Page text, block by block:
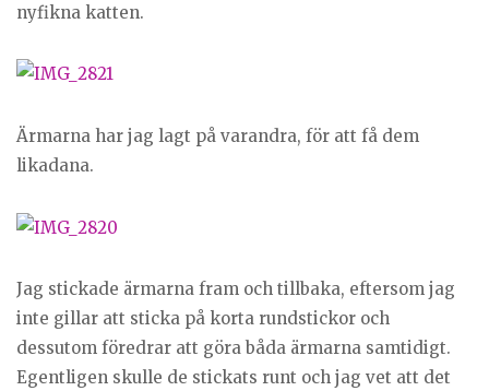
nyfikna katten.
Ärmarna har jag lagt på varandra, för att få dem
likadana.
Jag stickade ärmarna fram och tillbaka, eftersom jag
inte gillar att sticka på korta rundstickor och
dessutom föredrar att göra båda ärmarna samtidigt.
Egentligen skulle de stickats runt och jag vet att det